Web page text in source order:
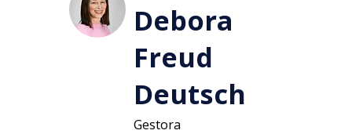
Debora
Freud
Deutsch
Gestora